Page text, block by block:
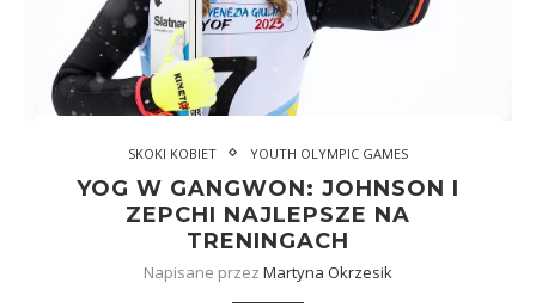
SKOKI KOBIET YOUTH OLYMPIC GAMES
YOG W GANGWON: JOHNSON I
ZEPCHI NAJLEPSZE NA
TRENINGACH
Napisane przez Martyna Okrzesik